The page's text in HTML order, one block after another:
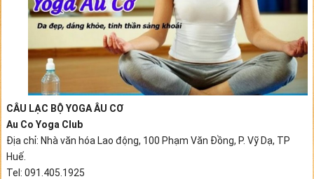
CÂU LẠC BỘ YOGA ÂU CƠ
Au Co Yoga Club
Địa chỉ: Nhà văn hóa Lao động, 100 Phạm Văn Đồng, P. Vỹ Dạ, TP
Huế.
Tel: 091.405.1925